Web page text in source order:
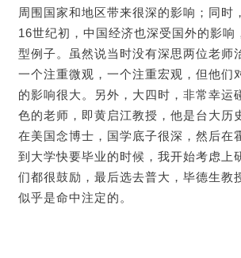
周围国家和地区带来很深的影响；同时
16世纪初，中国经济也深受国外的影响
型例子。虽然说当时没有深思两位老师
一个注重微观，一个注重宏观，但他们
的影响很大。另外，大四时，非常幸运
色的老师，即黄启江教授，他是台大历
在美国念博士，国学底子很深，然后在
到大学快要毕业的时候，我开始考虑上
们都很鼓励，最后选去普大，毕德生教
似乎是命中注定的。